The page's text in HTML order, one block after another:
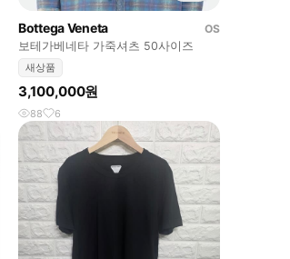
Bottega Veneta
OS
보테가베네타 가죽셔츠 50사이즈
새상품
3,100,000원
88 6